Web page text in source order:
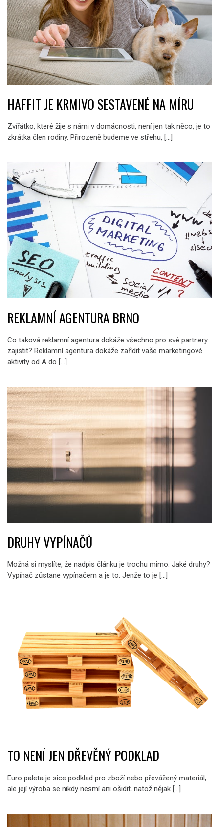
HAFFIT JE KRMIVO SESTAVENÉ NA MÍRU
Zvířátko, které žije s námi v domácnosti, není jen tak něco, je to
zkrátka člen rodiny. Přirozeně budeme ve střehu, […]
REKLAMNÍ AGENTURA BRNO
Co taková reklamní agentura dokáže všechno pro své partnery
zajistit? Reklamní agentura dokáže zařídit vaše marketingové
aktivity od A do […]
DRUHY VYPÍNAČŮ
Možná si myslíte, že nadpis článku je trochu mimo. Jaké druhy?
Vypínač zůstane vypínačem a je to. Jenže to je […]
TO NENÍ JEN DŘEVĚNÝ PODKLAD
Euro paleta je sice podklad pro zboží nebo převážený materiál,
ale její výroba se nikdy nesmí ani ošidit, natož nějak […]